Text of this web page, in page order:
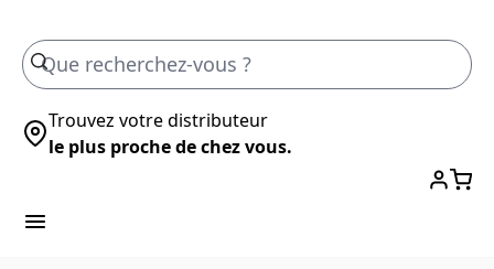
Trouvez votre distributeur
le plus proche de chez vous.